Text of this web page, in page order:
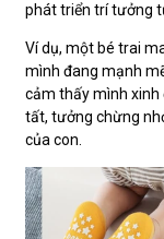
phát triển trí tưởng
Ví dụ, một bé trai
mình đang mạnh
cảm thấy mình xinh
tất, tưởng chừng
của con.